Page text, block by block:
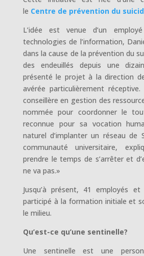
le Centre de prévention du
L’idée est venue d’un
technologies de l’information,
dans la cause de la prévention du
des endeuillés depuis une
présenté le projet à la direction de
avérée particulièrement réceptive.
conseillère en gestion des
nommée pour coordonner le
reconnue pour sa vocation
naturel d’implanter un réseau de
communauté universitaire,
prendre le temps de s’arrêter et
ne va pas.»
Jusqu’à présent, 41 employés
participé à la formation initiale et
le milieu.
Qu’est-ce qu’une sentinelle?
Une sentinelle est une